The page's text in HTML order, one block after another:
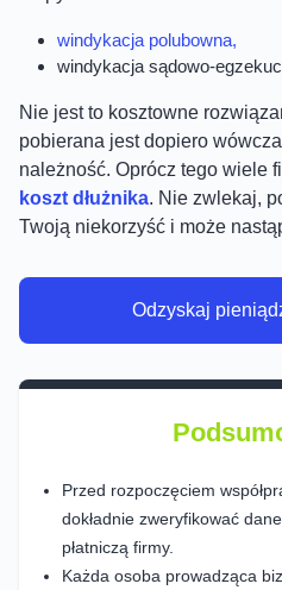
windykacja polubowna,
windykacja sądowo-
Nie jest to kosztowne
pobierana jest dopiero
należność. Oprócz tego wiele
koszt dłużnika. Nie zwlekaj,
Twoją niekorzyść i może
Odzyskaj
Przed rozpoczęciem
dokładnie zweryfikować
płatniczą firmy.
Każda osoba prowadząca